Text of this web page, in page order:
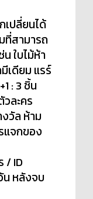
เปลี่ยนได้
ที่สามารถ
ใบไม้ห้า
เดียม แรร์
: 3 ชิ้น
วละคร
วัล ห้าม
แจกของ
/ ID
น หลังจบ